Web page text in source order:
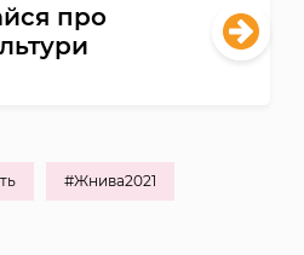
про
#Жнива2021